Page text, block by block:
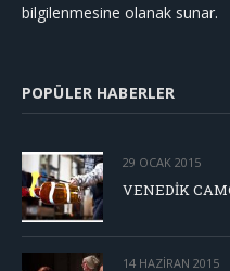
bilgilenmesine olanak sunar.
POPÜLER HABERLER
29 OCAK 2015
VENEDİK
14 HAZIRAN 2015